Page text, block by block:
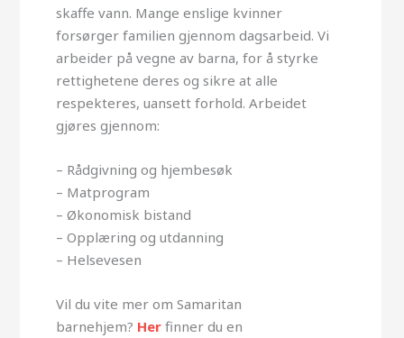
skaffe vann. Mange enslige kvinner
forsørger familien gjennom dagsarbeid. Vi
arbeider på vegne av barna, for å styrke
rettighetene deres og sikre at alle
respekteres, uansett forhold. Arbeidet
gjøres gjennom:
– Rådgivning og hjembesøk
– Matprogram
– Økonomisk bistand
– Opplæring og utdanning
– Helsevesen
Vil du vite mer om Samaritan
barnehjem? Her finner du en